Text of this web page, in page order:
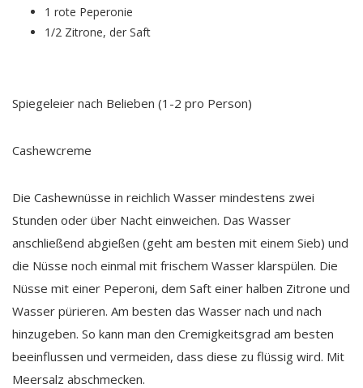
1 rote Peperonie
1/2 Zitrone, der Saft
Spiegeleier nach Belieben (1-2 pro Person)
Cashewcreme
Die Cashewnüsse in reichlich Wasser mindestens zwei
Stunden oder über Nacht einweichen. Das Wasser
anschließend abgießen (geht am besten mit einem Sieb) und
die Nüsse noch einmal mit frischem Wasser klarspülen. Die
Nüsse mit einer Peperoni, dem Saft einer halben Zitrone und
Wasser pürieren. Am besten das Wasser nach und nach
hinzugeben. So kann man den Cremigkeitsgrad am besten
beeinflussen und vermeiden, dass diese zu flüssig wird. Mit
Meersalz abschmecken.